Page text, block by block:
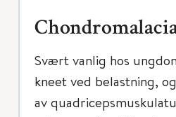
Svært vanlig hos
kneet ved belastning,
av